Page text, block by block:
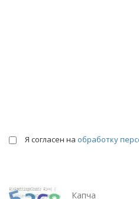
Я согласен на обработку